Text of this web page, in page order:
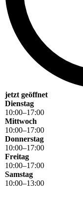
jetzt geöffnet
Dienstag
10:00–17:00
Mittwoch
10:00–17:00
Donnerstag
10:00–17:00
Freitag
10:00–17:00
Samstag
10:00–13:00